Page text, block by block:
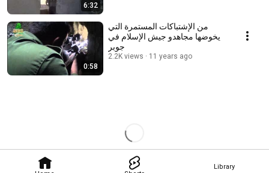
Library
6:32
0:58
من الإشتباكات المستمرة التي
يخوضها مجاهدو جيش الإسلام في
جوبر
2.2K views 11 years ago